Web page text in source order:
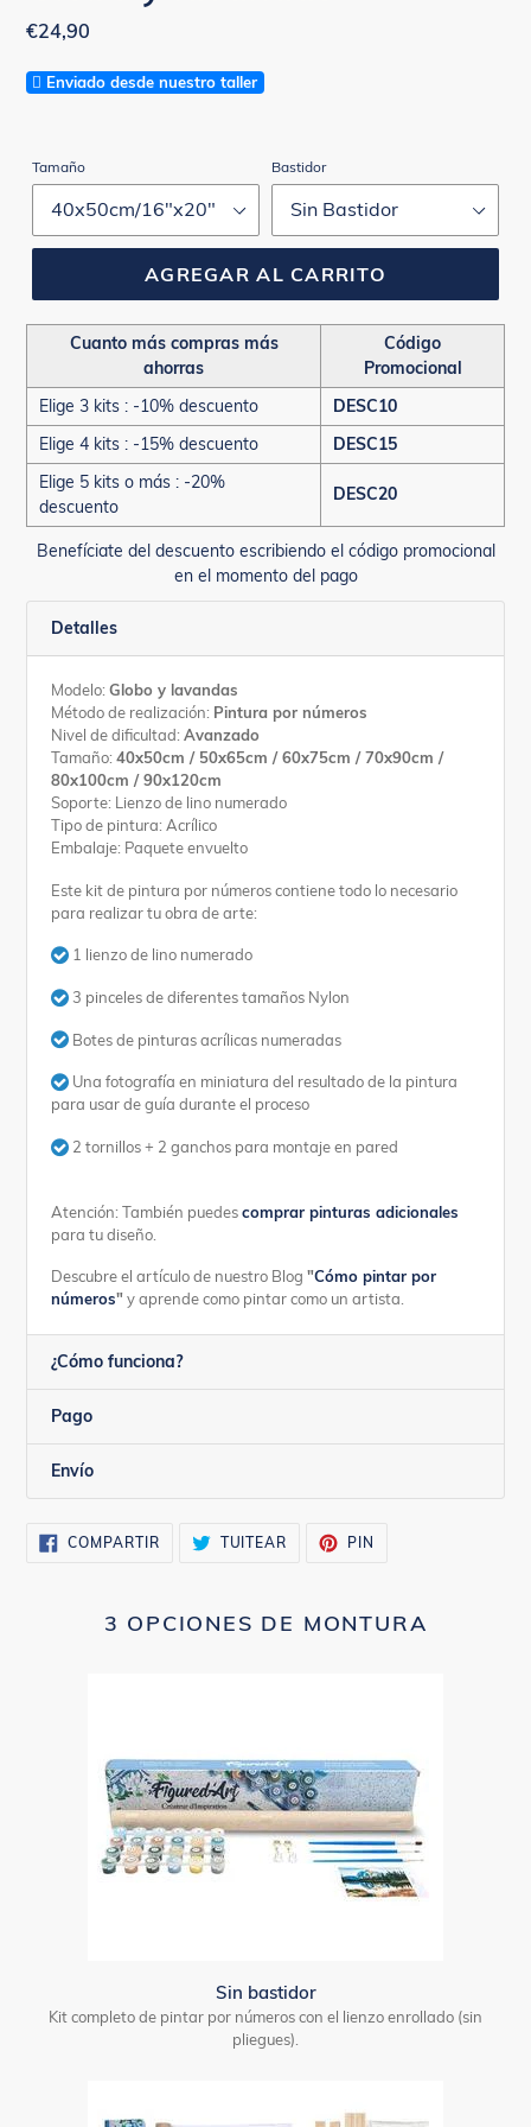
Precio
€24,90
Enviado desde nuestro taller
Tamaño Bastidor
AGREGAR AL CARRITO
Cuanto más compras más
ahorras
Código
Promocional
Elige 3 kits : -10% descuento
DESC10
Elige 4 kits : -15% descuento
DESC15
Elige 5 kits o más : -20%
descuento
DESC20
Benefíciate del descuento escribiendo el código promocional
en el momento del pago
Detalles
Modelo: Globo y lavandas
Método de realización: Pintura por números
Nivel de dificultad: Avanzado
Tamaño: 40x50cm / 50x65cm / 60x75cm / 70x90cm /
80x100cm / 90x120cm
Soporte: Lienzo de lino numerado
Tipo de pintura: Acrílico
Embalaje: Paquete envuelto
Este kit de pintura por números contiene todo lo necesario
para realizar tu obra de arte:
1 lienzo de lino numerado
3 pinceles de diferentes tamaños Nylon
Botes de pinturas acrílicas numeradas
Una fotografía en miniatura del resultado de la pintura
para usar de guía durante el proceso
2 tornillos + 2 ganchos para montaje en pared
Atención: También puedescomprar pinturas adicionales
para tu diseño.
Descubre el artículo de nuestro Blog "Cómo pintar por
números"y aprende como pintar como un artista.
¿Cómo funciona?
Pago
Envío
COMPARTIRCOMPARTIR
EN
TUITEAR TUITEARPIN
3 OPCIONES DE MONTURA
Sin bastidor
Kit completo de pintar por números con el lienzo enrollado (sin
pliegues).